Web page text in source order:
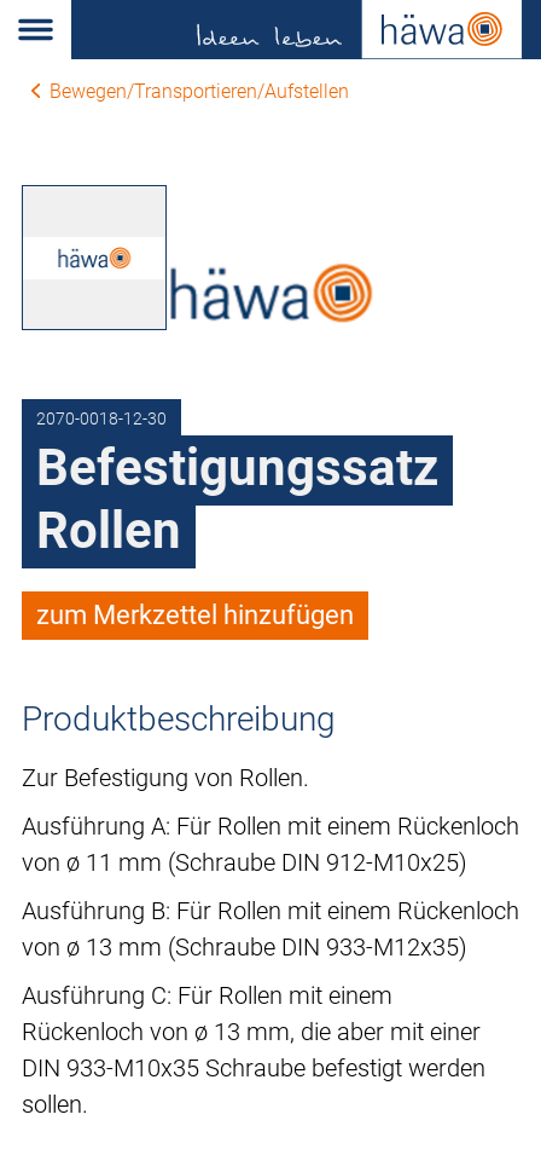
Bewegen/Transportieren/Aufstellen
2070-0018-12-30
Befestigungssatz
Rollen
zum Merkzettel hinzufügen
Produktbeschreibung
Zur Befestigung von Rollen.
Ausführung A: Für Rollen mit einem Rückenloch
von ø 11 mm (Schraube DIN 912-M10x25)
Ausführung B: Für Rollen mit einem Rückenloch
von ø 13 mm (Schraube DIN 933-M12x35)
Ausführung C: Für Rollen mit einem
Rückenloch von ø 13 mm, die aber mit einer
DIN 933-M10x35 Schraube befestigt werden
sollen.